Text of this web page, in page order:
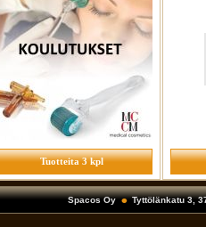
Tuotteita 3 kpl
Spacos Oy Tyttölänkatu 3,